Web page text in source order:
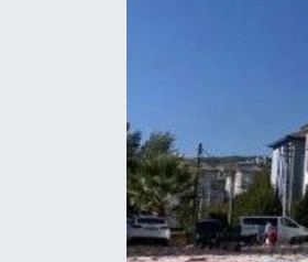
Yerel Yönetimler